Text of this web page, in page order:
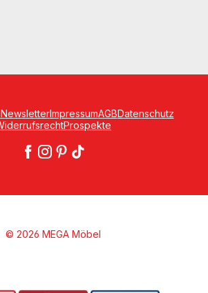
NewsletterImpressumAGBDatenschutz
Prospekte
© 2026 MEGA Möbel